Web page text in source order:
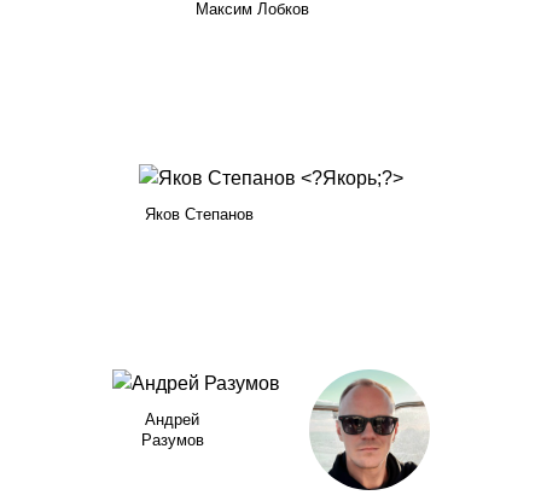
Максим Лобков
Яков Степанов
Андрей
Разумов